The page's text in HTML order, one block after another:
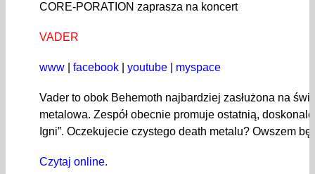
CORE-PORATION zaprasza na koncert
VADER
www facebook youtube myspace
Vader to obok Behemoth najbardziej zasłużona na
metalowa. Zespół obecnie promuje ostatnią, doskonale
Igni”. Oczekujecie czystego death metalu? Owszem
Czytaj online.